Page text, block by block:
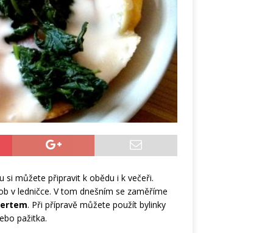
si můžete připravit k obědu i k večeři.
v ledničce. V tom dnešním se zaměříme
. Při přípravě můžete použít bylinky
pažitka.